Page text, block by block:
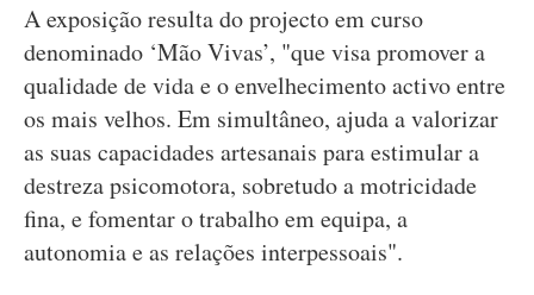
A exposição resulta do projecto em curso
denominado ‘Mão Vivas’, "que visa promover a
qualidade de vida e o envelhecimento activo entre
os mais velhos. Em simultâneo, ajuda a valorizar
as suas capacidades artesanais para estimular a
destreza psicomotora, sobretudo a motricidade
fina, e fomentar o trabalho em equipa, a
autonomia e as relações interpessoais".